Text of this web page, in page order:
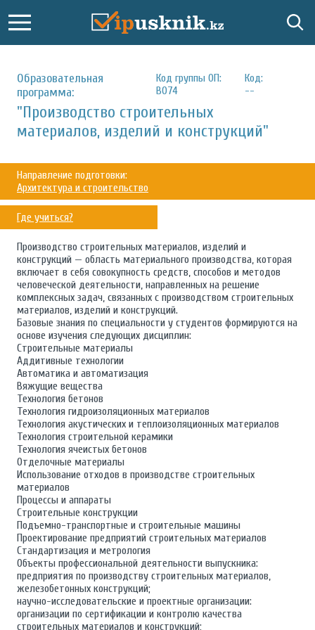
Образовательная
программа:
Код группы ОП:
B074
Код:
--
"Производство строительных
материалов, изделий и конструкций"
Направление подготовки:
Архитектура и строительство
Где учиться?
Производство строительных материалов, изделий и
конструкций — область материального производства, которая
включает в себя совокупность средств, способов и методов
человеческой деятельности, направленных на решение
комплексных задач, связанных с производством строительных
материалов, изделий и конструкций.
Базовые знания по специальности у студентов формируются на
основе изучения следующих дисциплин:
Строительные материалы
Аддитивные технологии
Автоматика и автоматизация
Вяжущие вещества
Технология бетонов
Технология гидроизоляционных материалов
Технология акустических и теплоизоляционных материалов
Технология строительной керамики
Технология ячеистых бетонов
Отделочные материалы
Использование отходов в производстве строительных
материалов
Процессы и аппараты
Строительные конструкции
Подъемно-транспортные и строительные машины
Проектирование предприятий строительных материалов
Стандартизация и метрология
Объекты профессиональной деятельности выпускника:
предприятия по производству строительных материалов,
железобетонных конструкций;
научно-исследовательские и проектные организации:
организации по сертификации и контролю качества
строительных материалов и конструкций;